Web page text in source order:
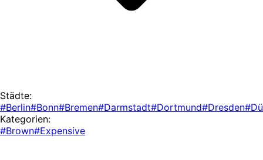
Städte:
#Berlin#Bonn#Bremen#Darmstadt#Dortmund#Dresden
Kategorien:
#Brown#Expensive